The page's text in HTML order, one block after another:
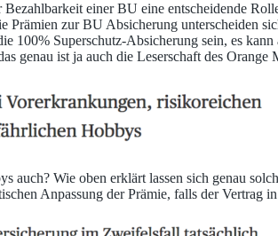
einer BU eine entscheidende
zur BU Absicherung unterscheiden
Superschutz-Absicherung sein, es
genau ist ja auch die Leserschaft des Orange
Wie oben erklärt lassen sich genau
Anpassung der Prämie, falls der Vertrag